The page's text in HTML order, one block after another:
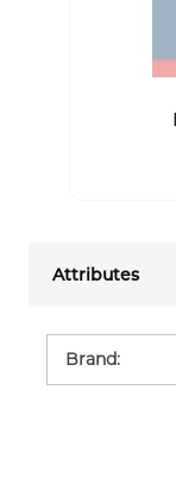
Attributes
Brand: